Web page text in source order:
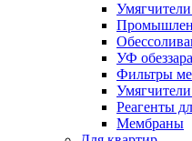
УФ
Фильтры
Реагенты
Мембраны